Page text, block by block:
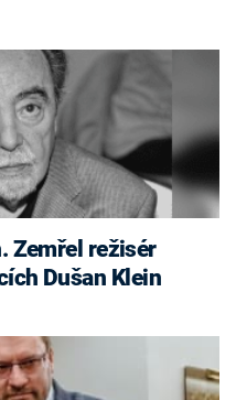
Dušan Klein